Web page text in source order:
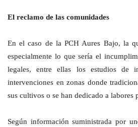
El reclamo de las comunidades
En el caso de la PCH Aures Bajo, la
especialmente lo que sería el
legales, entre ellas los estudios de
intervenciones en zonas donde
sus cultivos o se han dedicado a labores
Según información suministrada por